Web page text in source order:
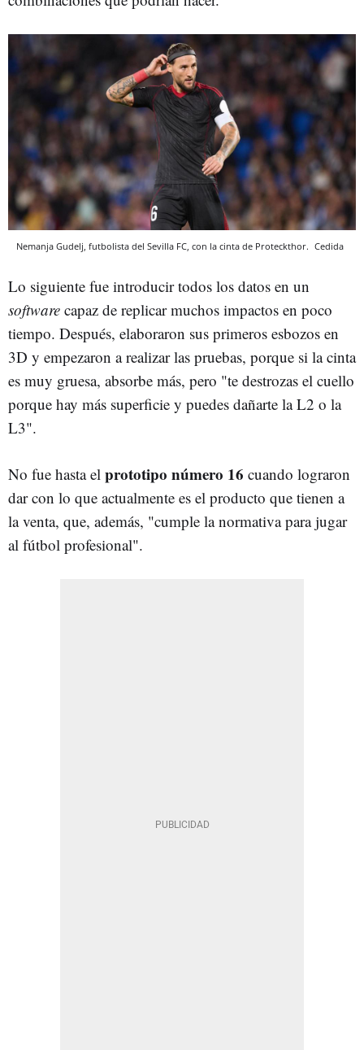
Nemanja Gudelj, futbolista del Sevilla FC, con la cinta de Proteckthor. Cedida
Lo siguiente fue introducir todos los datos en un
software capaz de replicar muchos impactos en poco
tiempo. Después, elaboraron sus primeros esbozos en
3D y empezaron a realizar las pruebas, porque si la cinta
es muy gruesa, absorbe más, pero "te destrozas el cuello
porque hay más superficie y puedes dañarte la L2 o la
L3".
No fue hasta el prototipo número 16 cuando lograron
dar con lo que actualmente es el producto que tienen a
la venta, que, además, "cumple la normativa para jugar
al fútbol profesional".